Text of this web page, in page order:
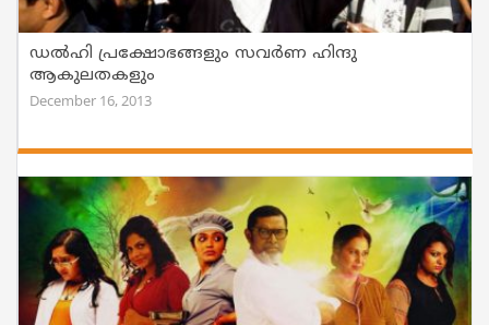
ഡല്‍ഹി പ്രക്ഷോഭങ്ങളും സവര്‍ണ ഹിന്ദു
ആകുലതകളും
December 16, 2013